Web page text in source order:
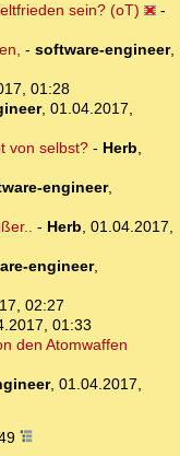
sein? (oT)
-
- software-engineer,
01:28
, 01.04.2017,
von selbst?- Herb,
engineer,
- Herb, 01.04.2017,
engineer,
02:27
01:33
den Atomwaffen
, 01.04.2017,